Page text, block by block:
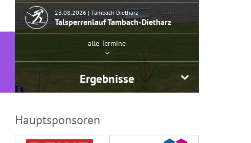
23.08.2026 | Tambach Dietharz
Talsperrenlauf Tambach-Dietharz
alle Termine
Ergebnisse
Hauptsponsoren